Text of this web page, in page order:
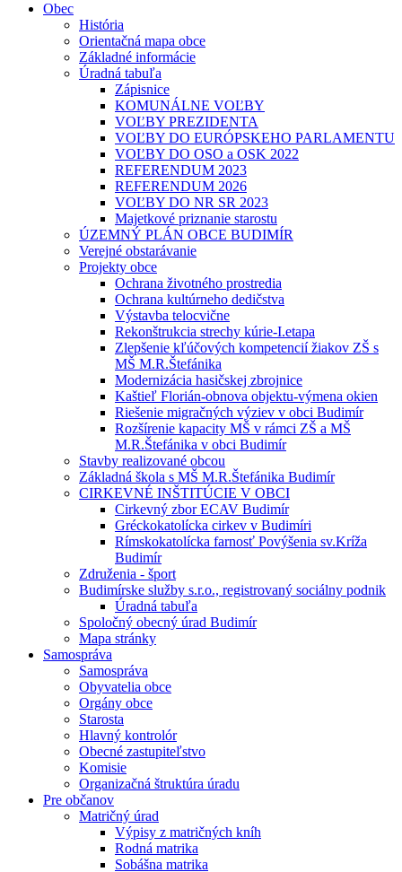
Obec
História
Orientačná mapa obce
Základné informácie
Úradná tabuľa
Zápisnice
KOMUNÁLNE VOĽBY
VOĽBY PREZIDENTA
VOĽBY DO EURÓPSKEHO PARLAMENTU
VOĽBY DO OSO a OSK 2022
REFERENDUM 2023
REFERENDUM 2026
VOĽBY DO NR SR 2023
Majetkové priznanie starostu
ÚZEMNÝ PLÁN OBCE BUDIMÍR
Verejné obstarávanie
Projekty obce
Ochrana životného prostredia
Ochrana kultúrneho dedičstva
Výstavba telocvične
Rekonštrukcia strechy kúrie-I.etapa
Zlepšenie kľúčových kompetencií žiakov ZŠ s
MŠ M.R.Štefánika
Modernizácia hasičskej zbrojnice
Kaštieľ Florián-obnova objektu-výmena okien
Riešenie migračných výziev v obci Budimír
Rozšírenie kapacity MŠ v rámci ZŠ a MŠ
M.R.Štefánika v obci Budimír
Stavby realizované obcou
Základná škola s MŠ M.R.Štefánika Budimír
CIRKEVNÉ INŠTITÚCIE V OBCI
Cirkevný zbor ECAV Budimír
Gréckokatolícka cirkev v Budimíri
Rímskokatolícka farnosť Povýšenia sv.Kríža
Budimír
Združenia - šport
Budimírske služby s.r.o., registrovaný sociálny podnik
Úradná tabuľa
Spoločný obecný úrad Budimír
Mapa stránky
Samospráva
Samospráva
Obyvatelia obce
Orgány obce
Starosta
Hlavný kontrolór
Obecné zastupiteľstvo
Komisie
Organizačná štruktúra úradu
Pre občanov
Matričný úrad
Výpisy z matričných kníh
Rodná matrika
Sobášna matrika